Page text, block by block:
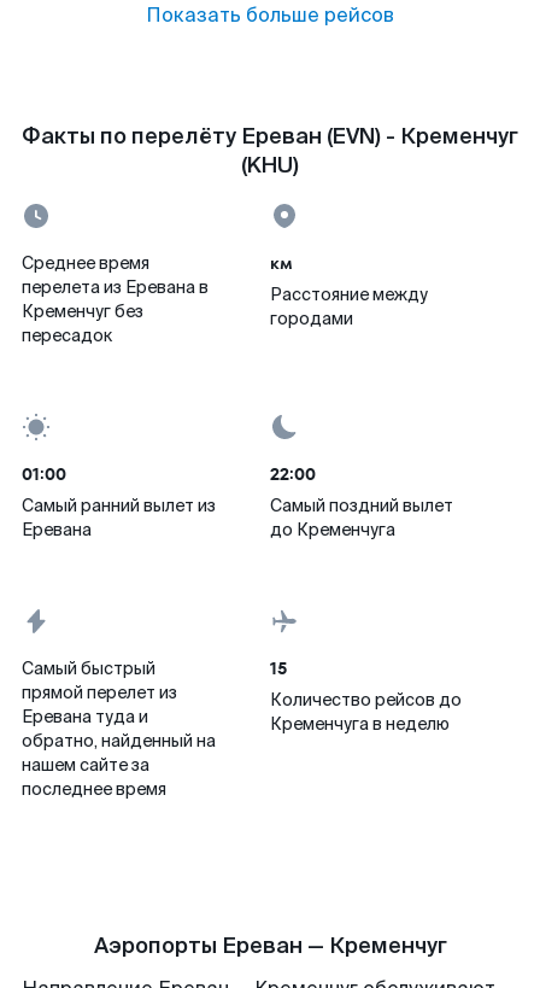
Показать больше рейсов
Факты по перелёту Ереван (EVN) - Кременчуг
(KHU)
Среднее время
перелета из Еревана в
Кременчуг без
пересадок
км
Расстояние между
городами
01:00
Самый ранний вылет из
Еревана
22:00
Самый поздний вылет
до Кременчуга
Самый быстрый
прямой перелет из
Еревана туда и
обратно, найденный на
нашем сайте за
последнее время
15
Количество рейсов до
Кременчуга в неделю
Аэропорты Ереван — Кременчуг